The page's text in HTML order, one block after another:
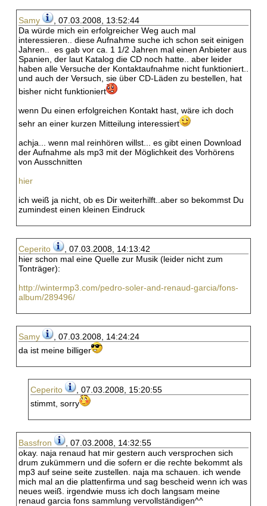
Samy
, 07.03.2008, 13:52:44
Da würde mich ein erfolgreicher Weg auch mal
interessieren.. diese Aufnahme suche ich schon seit einigen
Jahren.. es gab vor ca. 1 1/2 Jahren mal einen Anbieter aus
Spanien, der laut Katalog die CD noch hatte.. aber leider
haben alle Versuche der Kontaktaufnahme nicht funktioniert..
und auch der Versuch, sie über CD-Läden zu bestellen, hat
bisher nicht funktioniert
wenn Du einen erfolgreichen Kontakt hast, wäre ich doch
sehr an einer kurzen Mitteilung interessiert
achja... wenn mal reinhören willst... es gibt einen Download
der Aufnahme als mp3 mit der Möglichkeit des Vorhörens
von Ausschnitten
hier
ich weiß ja nicht, ob es Dir weiterhilft..aber so bekommst Du
zumindest einen kleinen Eindruck
Ceperito
, 07.03.2008, 14:13:42
hier schon mal eine Quelle zur Musik (leider nicht zum
Tonträger):
http://wintermp3.com/pedro-soler-and-renaud-garcia/fons-
album/289496/
Samy
, 07.03.2008, 14:24:24
da ist meine billiger
Ceperito
, 07.03.2008, 15:20:55
stimmt, sorry
Bassfron
, 07.03.2008, 14:32:55
okay. naja renaud hat mir gestern auch versprochen sich
drum zukümmern und die sofern er die rechte bekommt als
mp3 auf seine seite zustellen. naja ma schauen. ich wende
mich mal an die plattenfirma und sag bescheid wenn ich was
neues weiß. irgendwie muss ich doch langsam meine
renaud garcia fons sammlung vervollständigen^^